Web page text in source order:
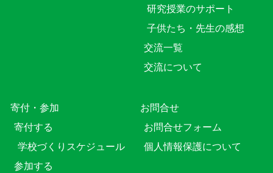
研究授業のサポート
子供たち・先生の感想
交流一覧
交流について
寄付・参加
寄付する
学校づくりスケジュール
参加する
お問合せ
お問合せフォーム
個人情報保護について